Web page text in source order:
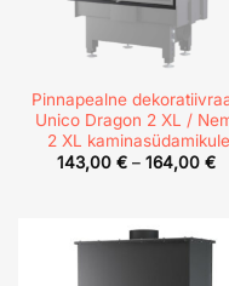
Pinnapealne
Unico Dragon 2 XL /
2 XL kaminasüdamikule
143,00 € – 164,00 €